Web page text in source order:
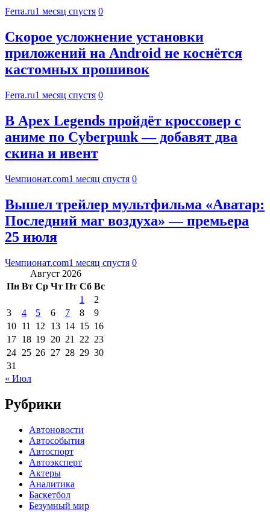
Ferra.ru1 месяц спустя 0
Скорое усложнение установки
приложений на Android не коснётся
кастомных прошивок
Ferra.ru1 месяц спустя 0
В Apex Legends пройдёт кроссовер с
аниме по Cyberpunk — добавят два
скина и ивент
Чемпионат.com1 месяц спустя 0
Вышел трейлер мультфильма «Аватар:
Последний маг воздуха» — премьера
25 июля
Чемпионат.com1 месяц спустя 0
Август 2026
Пн Вт Ср Чт Пт Сб Вс
1
2
3
4 5 6 7 8
9
10 11 12 13 14 15 16
17 18 19 20 21 22 23
24 25 26 27 28 29 30
31
« Июл
Рубрики
Автоновости
Автособытия
Автоспорт
Автоэксперт
Актеры
Аналитика
Баскетбол
Безумный мир